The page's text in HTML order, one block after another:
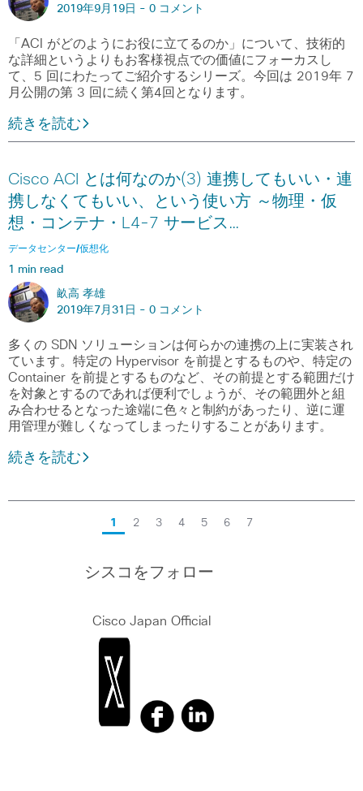
2019年9月19日 - 0 コメント
「ACI がどのようにお役に立てるのか」について、技術的
な詳細というよりもお客様視点での価値にフォーカスし
て、5 回にわたってご紹介するシリーズ。今回は 2019年 7
月公開の第 3 回に続く第4回となります。
続きを読む
Cisco ACI とは何なのか(3) 連携してもいい・連
携しなくてもいい、という使い方 ～物理・仮
想・コンテナ・L4-7 サービス…
データセンター/仮想化
1 min read
畝高 孝雄
2019年7月31日 - 0 コメント
多くの SDN ソリューションは何らかの連携の上に実装され
ています。特定の Hypervisor を前提とするものや、特定の
Container を前提とするものなど、その前提とする範囲だけ
を対象とするのであれば便利でしょうが、その範囲外と組
み合わせるとなった途端に色々と制約があったり、逆に運
用管理が難しくなってしまったりすることがあります。
続きを読む
1 2 3 4 5 6 7
シスコをフォロー
Cisco Japan Official